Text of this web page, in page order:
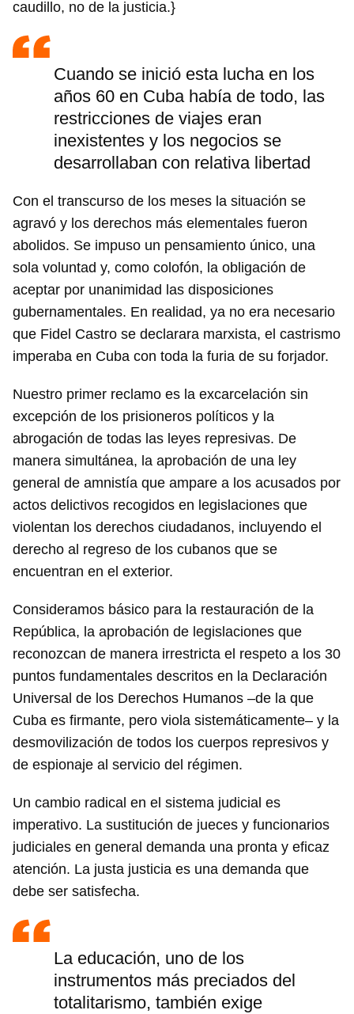
caudillo, no de la justicia.}
Cuando se inició esta lucha en los
años 60 en Cuba había de todo, las
restricciones de viajes eran
inexistentes y los negocios se
desarrollaban con relativa libertad
Con el transcurso de los meses la situación se
agravó y los derechos más elementales fueron
abolidos. Se impuso un pensamiento único, una
sola voluntad y, como colofón, la obligación de
aceptar por unanimidad las disposiciones
gubernamentales. En realidad, ya no era necesario
que Fidel Castro se declarara marxista, el castrismo
imperaba en Cuba con toda la furia de su forjador.
Nuestro primer reclamo es la excarcelación sin
excepción de los prisioneros políticos y la
abrogación de todas las leyes represivas. De
manera simultánea, la aprobación de una ley
general de amnistía que ampare a los acusados por
actos delictivos recogidos en legislaciones que
violentan los derechos ciudadanos, incluyendo el
derecho al regreso de los cubanos que se
encuentran en el exterior.
Consideramos básico para la restauración de la
República, la aprobación de legislaciones que
reconozcan de manera irrestricta el respeto a los 30
puntos fundamentales descritos en la Declaración
Universal de los Derechos Humanos –de la que
Cuba es firmante, pero viola sistemáticamente– y la
desmovilización de todos los cuerpos represivos y
de espionaje al servicio del régimen.
Un cambio radical en el sistema judicial es
imperativo. La sustitución de jueces y funcionarios
judiciales en general demanda una pronta y eficaz
atención. La justa justicia es una demanda que
debe ser satisfecha.
La educación, uno de los
instrumentos más preciados del
totalitarismo, también exige